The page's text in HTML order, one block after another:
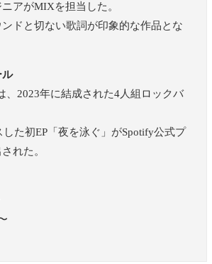
アがMIXを担当した。
ドと切ない歌詞が印象的な作品とな
ル
、2023年に結成された4人組ロックバ
た初EP「夜を泳ぐ」がSpotify公式プ
れた。